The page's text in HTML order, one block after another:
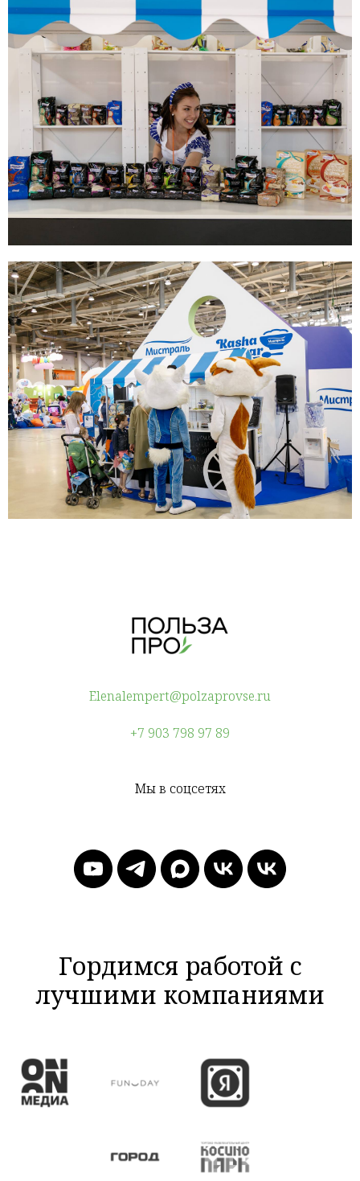
Elenalempert@polzaprovse.ru
+7 903 798 97 89
Мы в соцсетях
Гордимся работой с
лучшими компаниями